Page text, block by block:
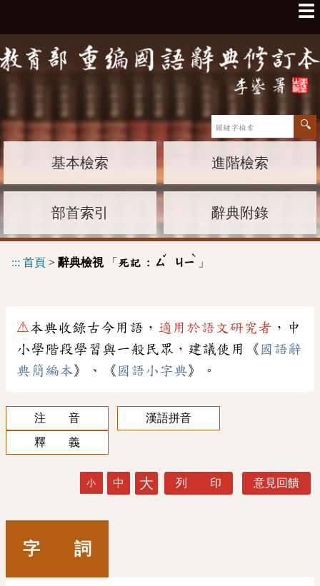
☰
基本檢索 進階檢索
部首索引 辭典附錄
::: 首頁 > 辭典檢視「 死記 : ㄙ
ˇ
ㄐㄧ
ˋ
」
⚠本典收錄古今用語， 適用於語文研究者 ，中
小學階段學習與一般民眾，建議使用《 國語辭
典簡編本》、《 國語小字典》。
注 音
漢語拼音
釋 義
小 中 大 列 印 意見回饋
字 詞